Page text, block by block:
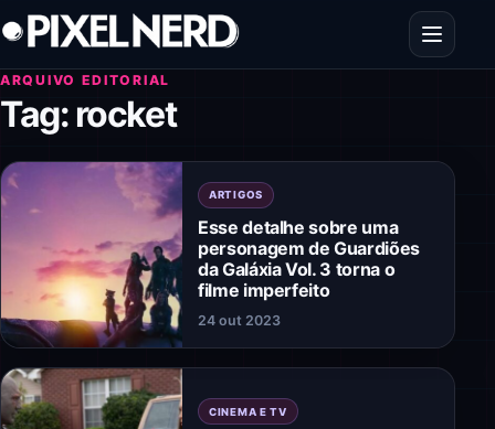
Pular para o conteúdo
Abrir
ARQUIVO EDITORIAL
Tag: rocket
ARTIGOS
Esse detalhe sobre uma
personagem de Guardiões
da Galáxia Vol. 3 torna o
filme imperfeito
24 out 2023
CINEMA E TV